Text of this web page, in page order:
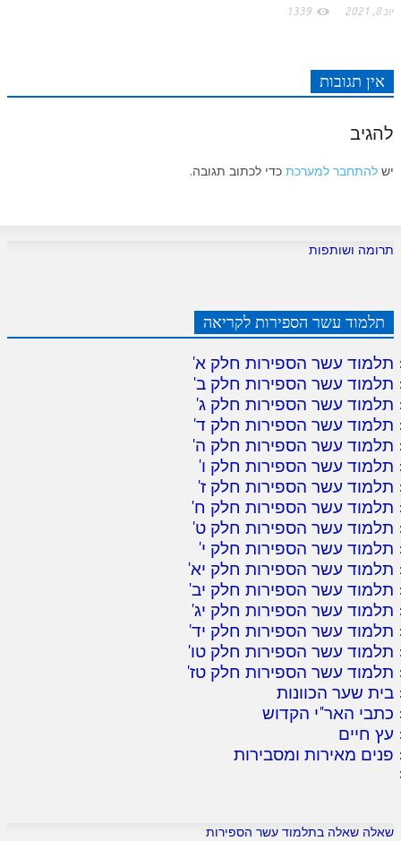
יונ 8, 2021 1339
אין תגובות
להגיב
יש להתחבר למערכת כדי לכתוב תגובה.
תרומה ושותפות
תלמוד עשר הספירות לקריאה
תלמוד עשר הספירות חלק א'
תלמוד עשר הספירות חלק ב'
תלמוד עשר הספירות חלק ג'
תלמוד עשר הספירות חלק ד'
תלמוד עשר הספירות חלק ה'
תלמוד עשר הספירות חלק ו'
תלמוד עשר הספירות חלק ז'
תלמוד עשר הספירות חלק ח'
תלמוד עשר הספירות חלק ט'
תלמוד עשר הספירות חלק י'
תלמוד עשר הספירות חלק יא'
תלמוד עשר הספירות חלק יב'
תלמוד עשר הספירות חלק יג'
תלמוד עשר הספירות חלק יד'
תלמוד עשר הספירות חלק טו'
תלמוד עשר הספירות חלק טז'
בית שער הכוונות
כתבי האר"י הקדוש
עץ חיים
פנים מאירות ומסבירות
שאלה שאלה בתלמוד עשר הספירות